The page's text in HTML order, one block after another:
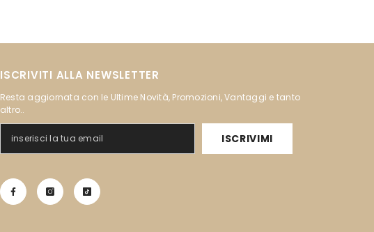
ISCRIVITI ALLA NEWSLETTER
Resta aggiornata con le Ultime Novità, Promozioni, Vantaggi e tanto
altro..
ISCRIVIMI